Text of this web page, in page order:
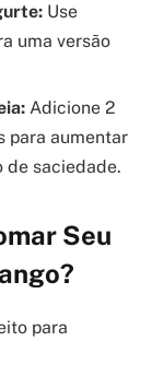
Use
uma versão
Adicione 2
para aumentar
de saciedade.
Seu
para